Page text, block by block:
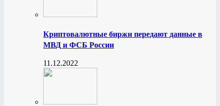
Криптовалютные биржи передают данные в
МВД и ФСБ России
11.12.2022